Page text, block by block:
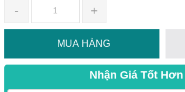
- +
MUA HÀNG
Nhận Giá Tốt Hơn